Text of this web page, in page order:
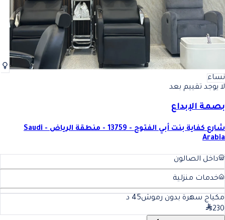
نساء
لا يوجد تقييم بعد
بصمة الإبداع
شارع كفاية بنت أبي الفتوح - 13759 - منطقة الرياض - Saudi
Arabia
داخل الصالون
خدمات منزلية
مكياج سهرة بدون رموش45 د
230